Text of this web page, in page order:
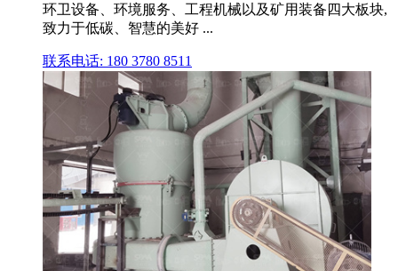
环卫设备、环境服务、工程机械以及矿用装备四大板块,
致力于低碳、智慧的美好 ...
联系电话: 180 3780 8511